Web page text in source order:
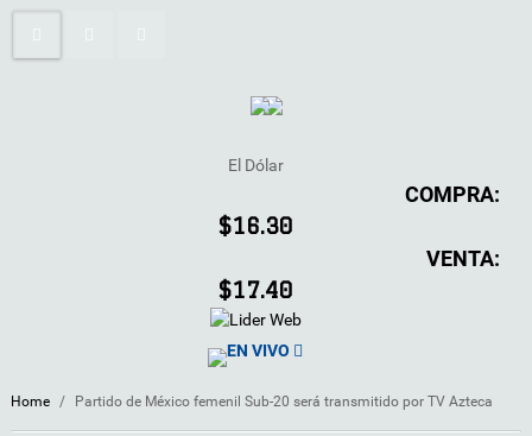
El Dólar
COMPRA:
$16.30
VENTA:
$17.40
EN VIVO
Home / Partido de México femenil Sub-20 será transmitido por TV Azteca